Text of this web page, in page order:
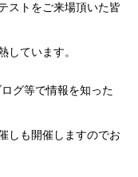
ストをご来場頂いた皆
しています。
グ等で情報を知った
しも開催しますのでお